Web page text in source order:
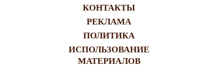
КОНТАКТЫ
РЕКЛАМА
ПОЛИТИКА
ИСПОЛЬЗОВАНИЕ
МАТЕРИАЛОВ